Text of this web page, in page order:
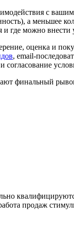
с
а меньшее
и где можно внести
оценка и
, email-
финальный
продаж